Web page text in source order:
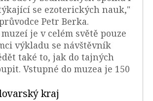
se ezoterických nauk,"
Petr Berka.
je v celém světě pouze
výkladu se návštěvník
také to, jak do tajných
Vstupné do muzea je 150
kraj